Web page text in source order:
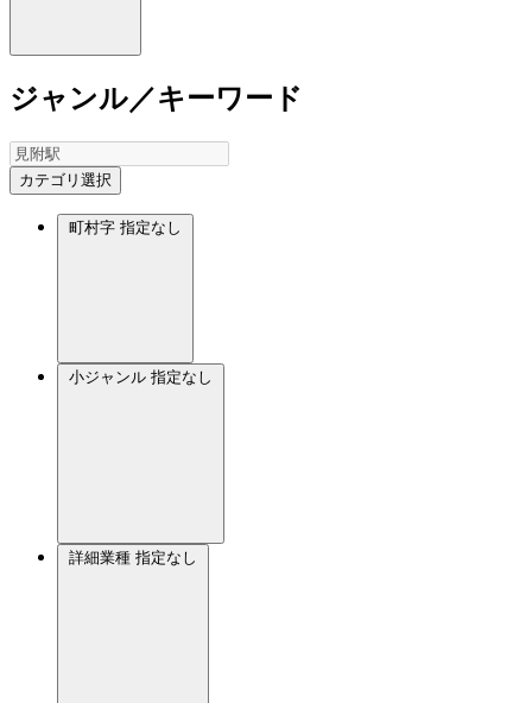
ジャンル／キーワード
カテゴリ選択
町村字 指定なし
小ジャンル 指定なし
詳細業種 指定なし